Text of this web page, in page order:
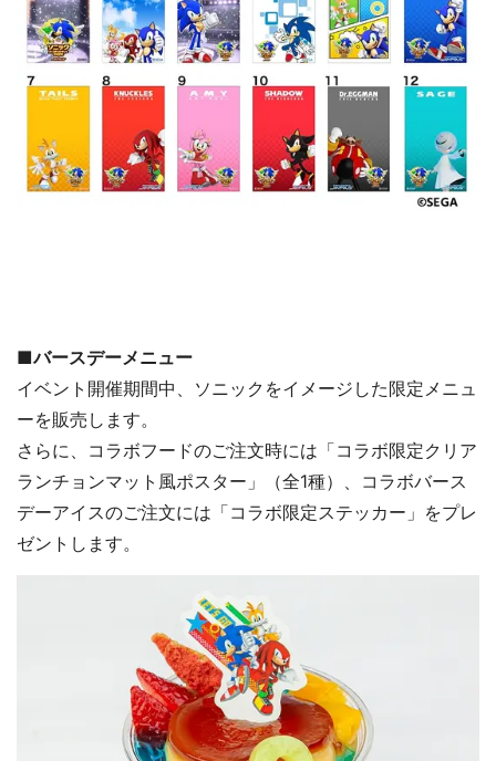
■バースデーメニュー
イベント開催期間中、ソニックをイメージした限定メニュ
ーを販売します。
さらに、コラボフードのご注文時には「コラボ限定クリア
ランチョンマット風ポスター」（全1種）、コラボバース
デーアイスのご注文には「コラボ限定ステッカー」をプレ
ゼントします。